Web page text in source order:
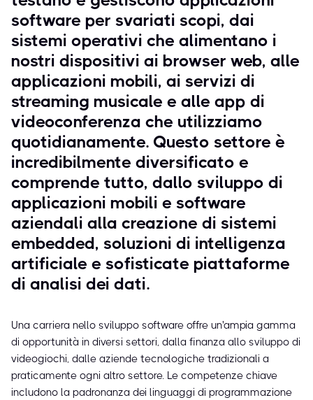
software per svariati scopi, dai
sistemi operativi che alimentano i
nostri dispositivi ai browser web, alle
applicazioni mobili, ai servizi di
streaming musicale e alle app di
videoconferenza che utilizziamo
quotidianamente. Questo settore è
incredibilmente diversificato e
comprende tutto, dallo sviluppo di
applicazioni mobili e software
aziendali alla creazione di sistemi
embedded, soluzioni di intelligenza
artificiale e sofisticate piattaforme
di analisi dei dati.
Una carriera nello sviluppo software offre un'ampia gamma
di opportunità in diversi settori, dalla finanza allo sviluppo di
videogiochi, dalle aziende tecnologiche tradizionali a
praticamente ogni altro settore. Le competenze chiave
includono la padronanza dei linguaggi di programmazione